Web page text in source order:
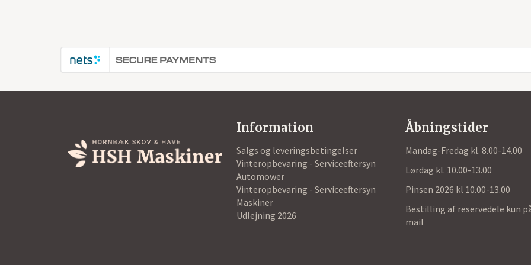
Information
Salgs og leveringsbetingelser
Vinteropbevaring - Serviceeftersyn
Automower
Vinteropbevaring - Serviceeftersyn
Maskiner
Udlejning 2026
Åbningstider
Mandag-Fredag kl. 8.00-14.00
Lørdag kl. 10.00-13.00
Pinsen 2026 kl 10.00-13.00
Bestilling af reservedele kun
mail